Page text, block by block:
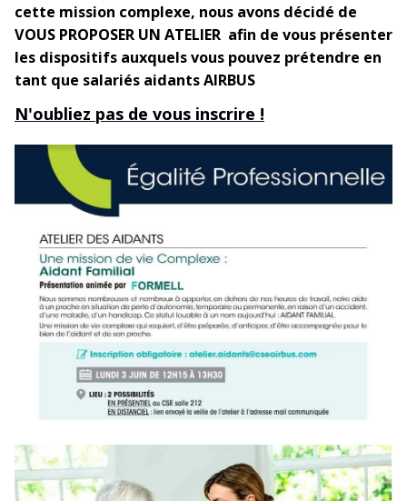
cette mission complexe, nous avons décidé de
VOUS PROPOSER UN ATELIER afin de vous présenter
les dispositifs auxquels vous pouvez prétendre en
tant que salariés aidants AIRBUS
N'oubliez pas de vous inscrire !